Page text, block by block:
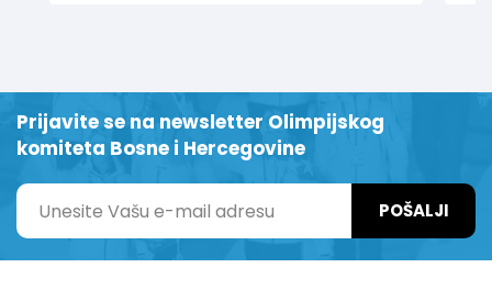
Prijavite se na newsletter Olimpijskog
komiteta Bosne i Hercegovine
POŠALJI